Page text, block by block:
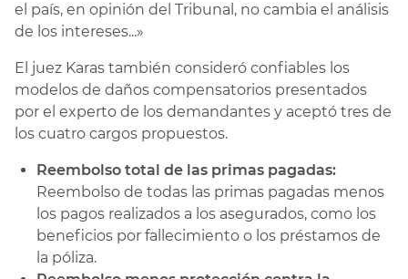
el país, en opinión del Tribunal, no cambia el análisis
de los intereses...»
El juez Karas también consideró confiables los
modelos de daños compensatorios presentados
por el experto de los demandantes y aceptó tres de
los cuatro cargos propuestos.
Reembolso total de las primas pagadas:
Reembolso de todas las primas pagadas menos
los pagos realizados a los asegurados, como los
beneficios por fallecimiento o los préstamos de
la póliza.